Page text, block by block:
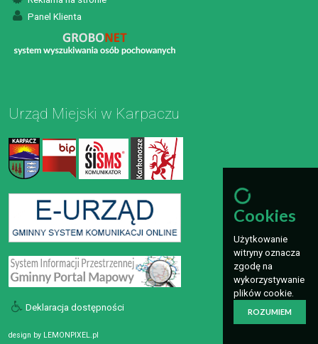
Panel Klienta
Urząd Miejski w Karpaczu
Deklaracja dostępności
design by LEMONPIXEL.pl
Cookies
Użytkowanie
witryny oznacza
zgodę na
wykorzystywanie
plików cookie.
ROZUMIEM